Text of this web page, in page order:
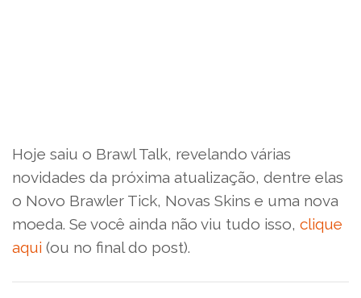
Hoje saiu o Brawl Talk, revelando várias
novidades da próxima atualização, dentre elas
o Novo Brawler Tick, Novas Skins e uma nova
moeda. Se você ainda não viu tudo isso, clique
aqui (ou no final do post).